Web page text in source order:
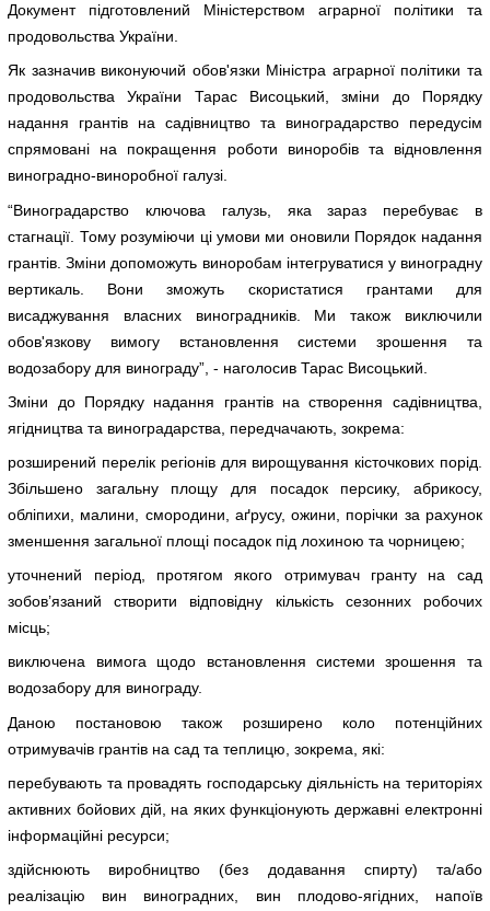
Документ підготовлений Міністерством аграрної політики та
продовольства України.
Як зазначив виконуючий обов'язки Міністра аграрної політики та
продовольства України Тарас Висоцький, зміни до Порядку
надання грантів на садівництво та виноградарство передусім
спрямовані на покращення роботи виноробів та відновлення
виноградно-виноробної галузі.
“Виноградарство ключова галузь, яка зараз перебуває в
стагнації. Тому розуміючи ці умови ми оновили Порядок надання
грантів. Зміни допоможуть виноробам інтегруватися у виноградну
вертикаль. Вони зможуть скористатися грантами для
висаджування власних виноградників. Ми також виключили
обов'язкову вимогу встановлення системи зрошення та
водозабору для винограду”, - наголосив Тарас Висоцький.
Зміни до Порядку надання грантів на створення садівництва,
ягідництва та виноградарства, передчачають, зокрема:
розширений перелік регіонів для вирощування кісточкових порід.
Збільшено загальну площу для посадок персику, абрикосу,
обліпихи, малини, смородини, аґрусу, ожини, порічки за рахунок
зменшення загальної площі посадок під лохиною та чорницею;
уточнений період, протягом якого отримувач гранту на сад
зобов’язаний створити відповідну кількість сезонних робочих
місць;
виключена вимога щодо встановлення системи зрошення та
водозабору для винограду.
Даною постановою також розширено коло потенційних
отримувачів грантів на сад та теплицю, зокрема, які:
перебувають та провадять господарську діяльність на територіях
активних бойових дій, на яких функціонують державні електронні
інформаційні ресурси;
здійснюють виробництво (без додавання спирту) та/або
реалізацію вин виноградних, вин плодово-ягідних, напоїв